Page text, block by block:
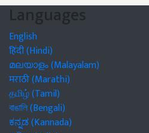
Languages
English
हिंदी (Hindi)
മലയാളം (Malayalam)
मराठी (Marathi)
தமிழ் (Tamil)
বাঙালি (Bengali)
ಕನ್ನಡ (Kannada)